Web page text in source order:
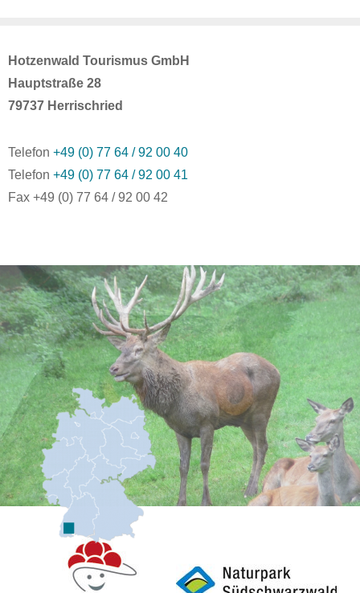
Hotzenwald Tourismus GmbH
Hauptstraße 28
79737 Herrischried
Telefon +49 (0) 77 64 / 92 00 40
Telefon +49 (0) 77 64 / 92 00 41
Fax +49 (0) 77 64 / 92 00 42